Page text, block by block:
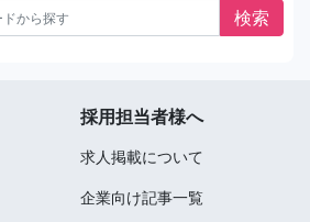
採用担当者様へ
求人掲載について
企業向け記事一覧